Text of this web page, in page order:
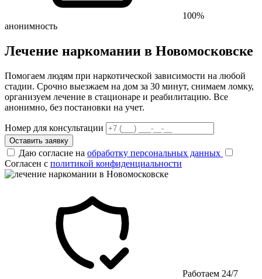
100%
анонимность
Лечение наркомании в Новомосковске
Помогаем людям при наркотической зависимости на любой
стадии. Срочно выезжаем на дом за 30 минут, снимаем ломку,
организуем лечение в стационаре и реабилитацию. Все
анонимно, без постановки на учет.
Номер для консультации
Оставить заявку
Даю согласие на обработку персональных данных
Согласен с политикой конфиденциальности
Работаем 24/7